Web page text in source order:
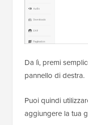
Da lì, premi
pannello di destra.
Puoi quindi
aggiungere la tua